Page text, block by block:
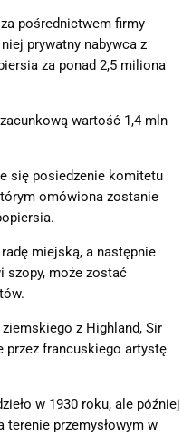
pośrednictwem firmy
prywatny nabywca z
za ponad 2,5 miliona
wartość 1,4 mln
się posiedzenie komitetu
omówiona zostanie
miejską, a następnie
szopy, może zostać
z Highland, Sir
przez francuskiego artystę
w 1930 roku, ale później
terenie przemysłowym w